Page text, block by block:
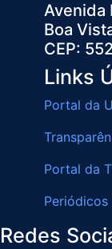
Avenida
Boa
CEP:
Links
Portal da
Portal da
Periódicos
Redes